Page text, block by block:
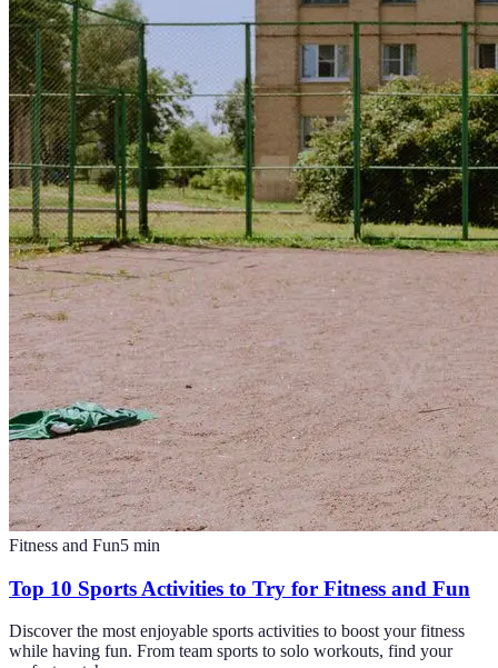
Fitness and Fun5 min
Top 10 Sports Activities to Try for Fitness and Fun
Discover the most enjoyable sports activities to boost your fitness
while having fun. From team sports to solo workouts, find your